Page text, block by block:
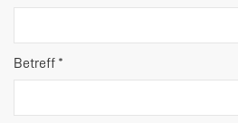
Betreff *